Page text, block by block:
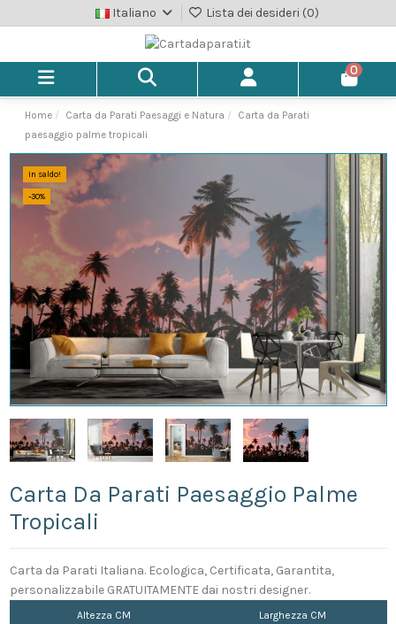
Italiano Lista dei desideri (0)
0
Home Carta da Parati Paesaggi e Natura
Carta da Parati
paesaggio palme tropicali
In saldo!
-30%
Carta Da Parati Paesaggio Palme
Tropicali
Carta da Parati Italiana. Ecologica, Certificata, Garantita,
personalizzabile GRATUITAMENTE dai nostri designer.
Altezza CM Larghezza CM